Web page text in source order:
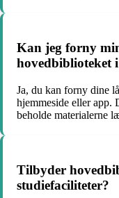
Kan jeg forny
hovedbiblioteket
Ja, du kan forny dine
hjemmeside eller app.
beholde materialerne
Tilbyder
studiefaciliteter?